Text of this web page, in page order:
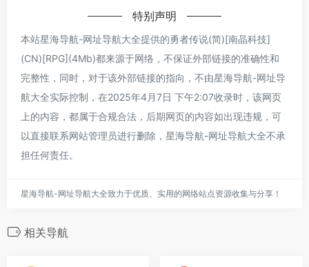
特别声明
本站星海导航-网址导航大全提供的勇者传说(简)[南晶科技]
(CN)[RPG](4Mb)都来源于网络，不保证外部链接的准确性和
完整性，同时，对于该外部链接的指向，不由星海导航-网址导
航大全实际控制，在2025年4月7日 下午2:07收录时，该网页
上的内容，都属于合规合法，后期网页的内容如出现违规，可
以直接联系网站管理员进行删除，星海导航-网址导航大全不承
担任何责任。
星海导航-网址导航大全致力于优质、实用的网络站点资源收集与分享！
相关导航